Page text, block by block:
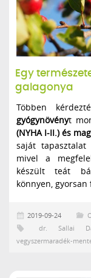
Egy
galagonya
Többen
gyógynövényt
(NYHA I-II.) és
saját tapasztalat
mivel a
készült teát
könnyen,
2019-09-24
dr. Sallai
vegyszermaradék-